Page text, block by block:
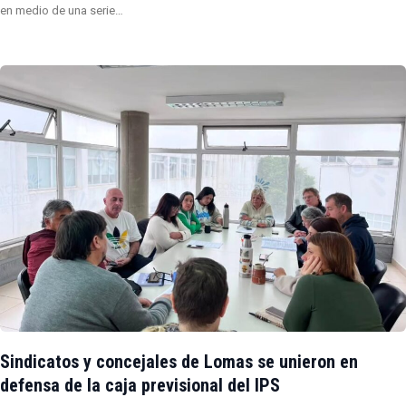
en medio de una serie…
Sindicatos y concejales de Lomas se unieron en
defensa de la caja previsional del IPS